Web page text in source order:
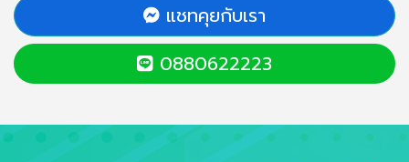
แชทคุยกับเรา
0880622223